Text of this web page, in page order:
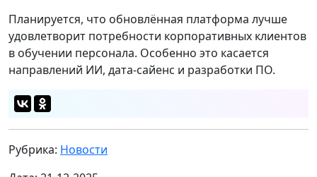
Планируется, что обновлённая платформа лучше
удовлетворит потребности корпоративных клиентов
в обучении персонала. Особенно это касается
направлений ИИ, дата‑сайенс и разработки ПО.
Рубрика: Новости